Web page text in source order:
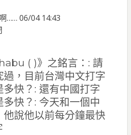
…… 06/04 14:43
( )》之銘言：: 請
過，目前台灣中文打字
多快？: 還有中國打字
多快？: 今天和一個中
他說他以前每分鐘最快